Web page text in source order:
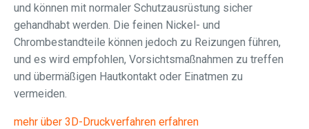
und können mit normaler Schutzausrüstung sicher
gehandhabt werden. Die feinen Nickel- und
Chrombestandteile können jedoch zu Reizungen führen,
und es wird empfohlen, Vorsichtsmaßnahmen zu treffen
und übermäßigen Hautkontakt oder Einatmen zu
vermeiden.
mehr über 3D-Druckverfahren erfahren